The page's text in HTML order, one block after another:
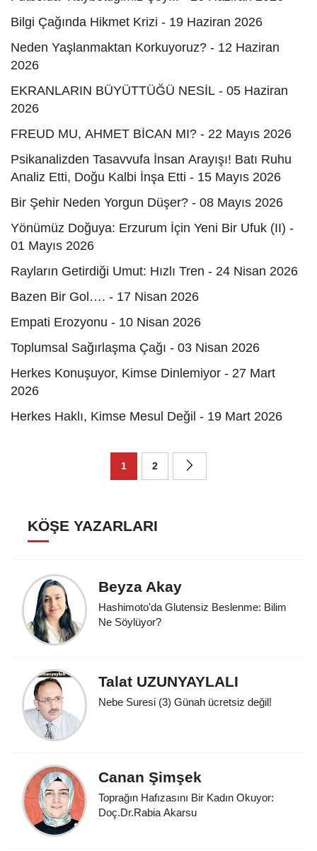
Bilgi Çağında Hikmet Krizi - 19 Haziran 2026
Neden Yaşlanmaktan Korkuyoruz? - 12 Haziran
2026
EKRANLARIN BÜYÜTTÜĞÜ NESİL - 05 Haziran
2026
FREUD MU, AHMET BİCAN MI? - 22 Mayıs 2026
Psikanalizden Tasavvufa İnsan Arayışı! Batı Ruhu
Analiz Etti, Doğu Kalbi İnşa Etti - 15 Mayıs 2026
Bir Şehir Neden Yorgun Düşer? - 08 Mayıs 2026
Yönümüz Doğuya: Erzurum İçin Yeni Bir Ufuk (II) -
01 Mayıs 2026
Rayların Getirdiği Umut: Hızlı Tren - 24 Nisan 2026
Bazen Bir Gol…. - 17 Nisan 2026
Empati Erozyonu - 10 Nisan 2026
Toplumsal Sağırlaşma Çağı - 03 Nisan 2026
Herkes Konuşuyor, Kimse Dinlemiyor - 27 Mart
2026
Herkes Haklı, Kimse Mesul Değil - 19 Mart 2026
1 2
KÖŞE YAZARLARI
Beyza Akay
Hashimoto'da Glutensiz Beslenme: Bilim
Ne Söylüyor?
Talat UZUNYAYLALI
Nebe Suresi (3) Günah ücretsiz değil!
Canan Şimşek
Toprağın Hafızasını Bir Kadın Okuyor:
Doç.Dr.Rabia Akarsu